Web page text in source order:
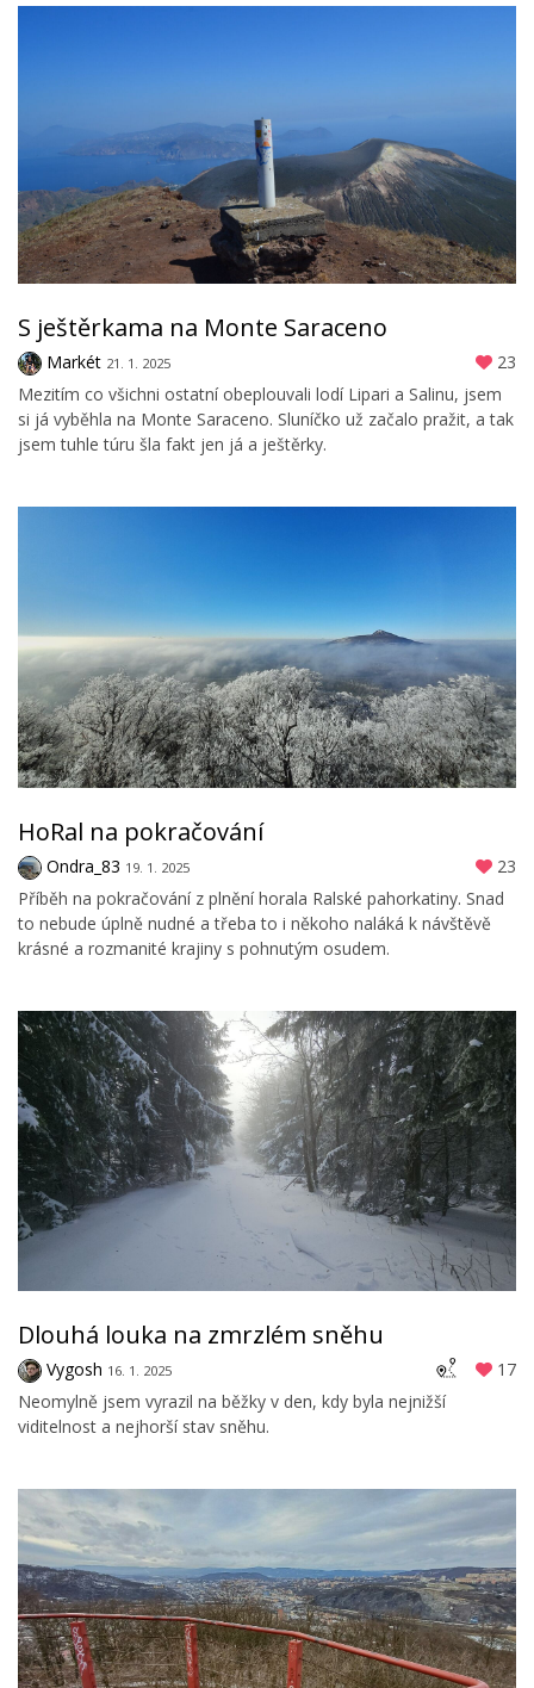
S ještěrkama na Monte Saraceno
Markét 21. 1. 2025
23
Mezitím co všichni ostatní obeplouvali lodí Lipari a Salinu, jsem
si já vyběhla na Monte Saraceno. Sluníčko už začalo pražit, a tak
jsem tuhle túru šla fakt jen já a ještěrky.
HoRal na pokračování
Ondra_83 19. 1. 2025
23
Příběh na pokračování z plnění horala Ralské pahorkatiny. Snad
to nebude úplně nudné a třeba to i někoho naláká k návštěvě
krásné a rozmanité krajiny s pohnutým osudem.
Dlouhá louka na zmrzlém sněhu
Vygosh 16. 1. 2025
17
Neomylně jsem vyrazil na běžky v den, kdy byla nejnižší
viditelnost a nejhorší stav sněhu.